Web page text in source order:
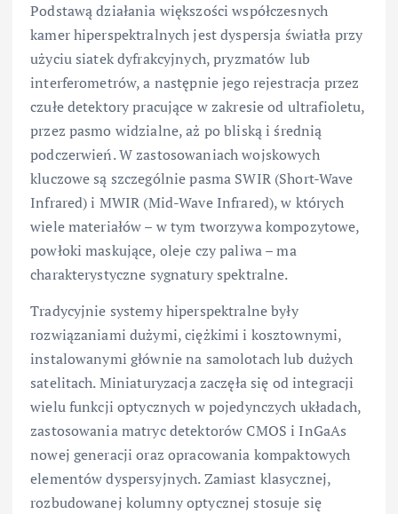
Podstawą działania większości współczesnych
kamer hiperspektralnych jest dyspersja światła przy
użyciu siatek dyfrakcyjnych, pryzmatów lub
interferometrów, a następnie jego rejestracja przez
czułe detektory pracujące w zakresie od ultrafioletu,
przez pasmo widzialne, aż po bliską i średnią
podczerwień. W zastosowaniach wojskowych
kluczowe są szczególnie pasma SWIR (Short-Wave
Infrared) i MWIR (Mid-Wave Infrared), w których
wiele materiałów – w tym tworzywa kompozytowe,
powłoki maskujące, oleje czy paliwa – ma
charakterystyczne sygnatury spektralne.
Tradycyjnie systemy hiperspektralne były
rozwiązaniami dużymi, ciężkimi i kosztownymi,
instalowanymi głównie na samolotach lub dużych
satelitach. Miniaturyzacja zaczęła się od integracji
wielu funkcji optycznych w pojedynczych układach,
zastosowania matryc detektorów CMOS i InGaAs
nowej generacji oraz opracowania kompaktowych
elementów dyspersyjnych. Zamiast klasycznej,
rozbudowanej kolumny optycznej stosuje się